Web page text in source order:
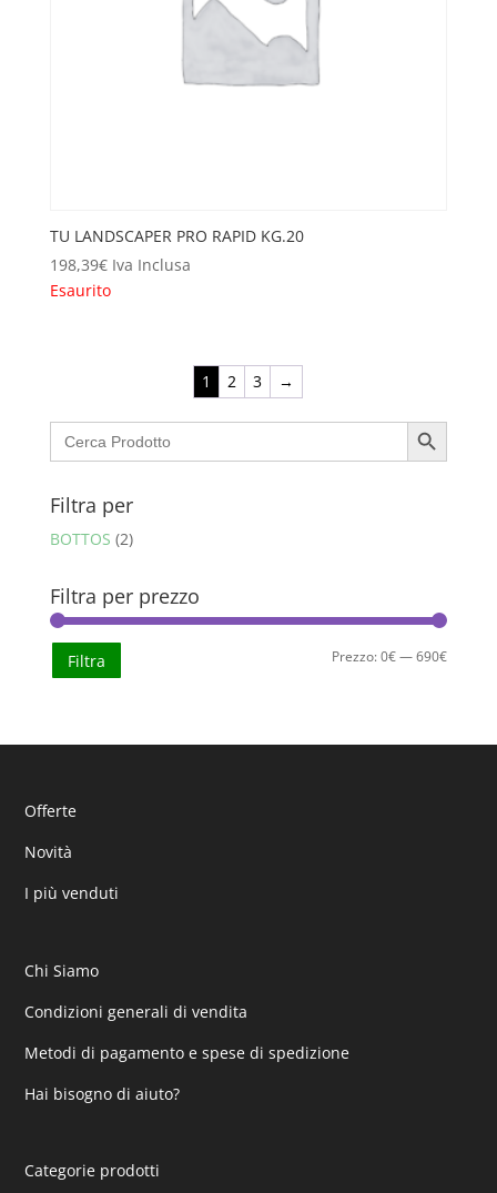
TU LANDSCAPER PRO RAPID KG.20
198,39€ Iva Inclusa
Esaurito
1 2 3 →
Search
for:
Search Button
Filtra per
BOTTOS (2)
Filtra per prezzo
Prezzo
Prezzo
Filtra Prezzo:0€—690€
Offerte
Novità
I più venduti
Chi Siamo
Condizioni generali di vendita
Metodi di pagamento e spese di spedizione
Hai bisogno di aiuto?
Categorie prodotti